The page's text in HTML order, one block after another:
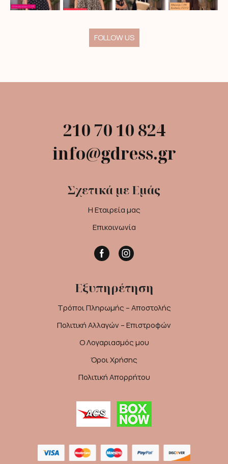
FOLLOW US
210 70 10 824
info@gdress.gr
Σχετικά με Εμάς
Η Εταιρεία μας
Επικοινωνία
FacebookInstagram
Εξυπηρέτηση
Τρόποι Πληρωμής – Αποστολής
Πολιτική Αλλαγών – Επιστροφών
Ο Λογαριασμός μου
Όροι Χρήσης
Πολιτική Απορρήτου